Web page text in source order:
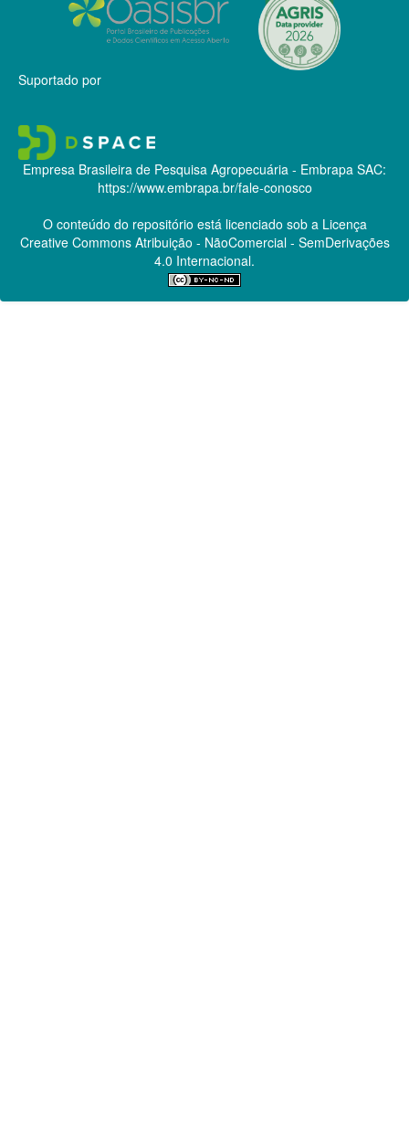
Suportado por
Empresa Brasileira de Pesquisa Agropecuária - Embrapa SAC:
https://www.embrapa.br/fale-conosco
O conteúdo do repositório está licenciado sob a Licença
Creative CommonsAtribuição - NãoComercial - SemDerivações
4.0 Internacional.